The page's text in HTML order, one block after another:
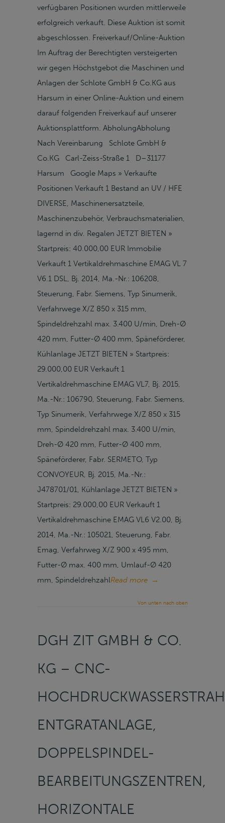
verfügbaren Positionen wurden mittlerweile
erfolgreich verkauft. Diese Auktion ist somit
abgeschlossen. Freiverkauf/Online-Auktion
Im Auftrag der Berechtigten versteigerten
wir gegen Höchstgebot die Maschinen und
Anlagen der Schlote GmbH & Co.KG aus
Harsum in einer Online-Auktion und einem
darauf folgenden Freiverkauf auf unserer
Auktionsplattform. AbholungAbholung
Nach Vereinbarung Schlote GmbH &
Co.KG Carl-Zeiss-Straße 1 D–31177
Harsum Google Maps » Verkaufte
Positionen Verkauft 1 Bestand an UV / HFE
DIVERSE, Maschinenersatzteile,
Maschinenzubehör, Verbrauchsmaterialien,
lagernd in div. Regalen JETZT BIETEN »
Startpreis: 40.000,00 EUR Immobilie
Verkauft 1 Vertikaldrehmaschine EMAG VL 7
V6.1 DSL, Bj. 2014, Ma.-Nr.: 106208,
Steuerung, Fabr. Siemens, Typ Sinumerik,
Verfahrwege X/Z 850 x 315 mm,
Spindeldrehzahl max. 3.400 U/min, Dreh-Ø
420 mm, Futter-Ø 400 mm, Späneförderer,
Kühlanlage JETZT BIETEN » Startpreis:
29.000,00 EUR Verkauft 1
Vertikaldrehmaschine EMAG VL7, Bj. 2015,
Ma.-Nr.: 106790, Steuerung, Fabr. Siemens,
Typ Sinumerik, Verfahrwege X/Z 850 x 315
mm, Spindeldrehzahl max. 3.400 U/min,
Dreh-Ø 420 mm, Futter-Ø 400 mm,
Späneförderer, Fabr. SERMETO, Typ
CONVOYEUR, Bj. 2015, Ma.-Nr.:
J478701/01, Kühlanlage JETZT BIETEN »
Startpreis: 29.000,00 EUR Verkauft 1
Vertikaldrehmaschine EMAG VL6 V2.00, Bj.
2014, Ma.-Nr.: 105021, Steuerung, Fabr.
Emag, Verfahrweg X/Z 900 x 495 mm,
Futter-Ø max. 400 mm, Umlauf-Ø 420
mm, SpindeldrehzahlRead more →
Von unten nach oben
DGH ZIT GMBH & CO.
KG – CNC-
ENTGRATANLAGE,
DOPPELSPINDEL-
BEARBEITUNGSZENTREN,
HORIZONTALE